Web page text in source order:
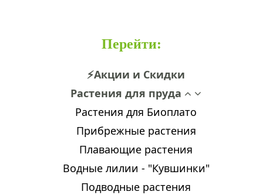
Перейти:
⚡Акции и Скидки
Растения для пруда
Растения для Биоплато
Прибрежные растения
Плавающие растения
Водные лилии - "Кувшинки"
Подводные растения